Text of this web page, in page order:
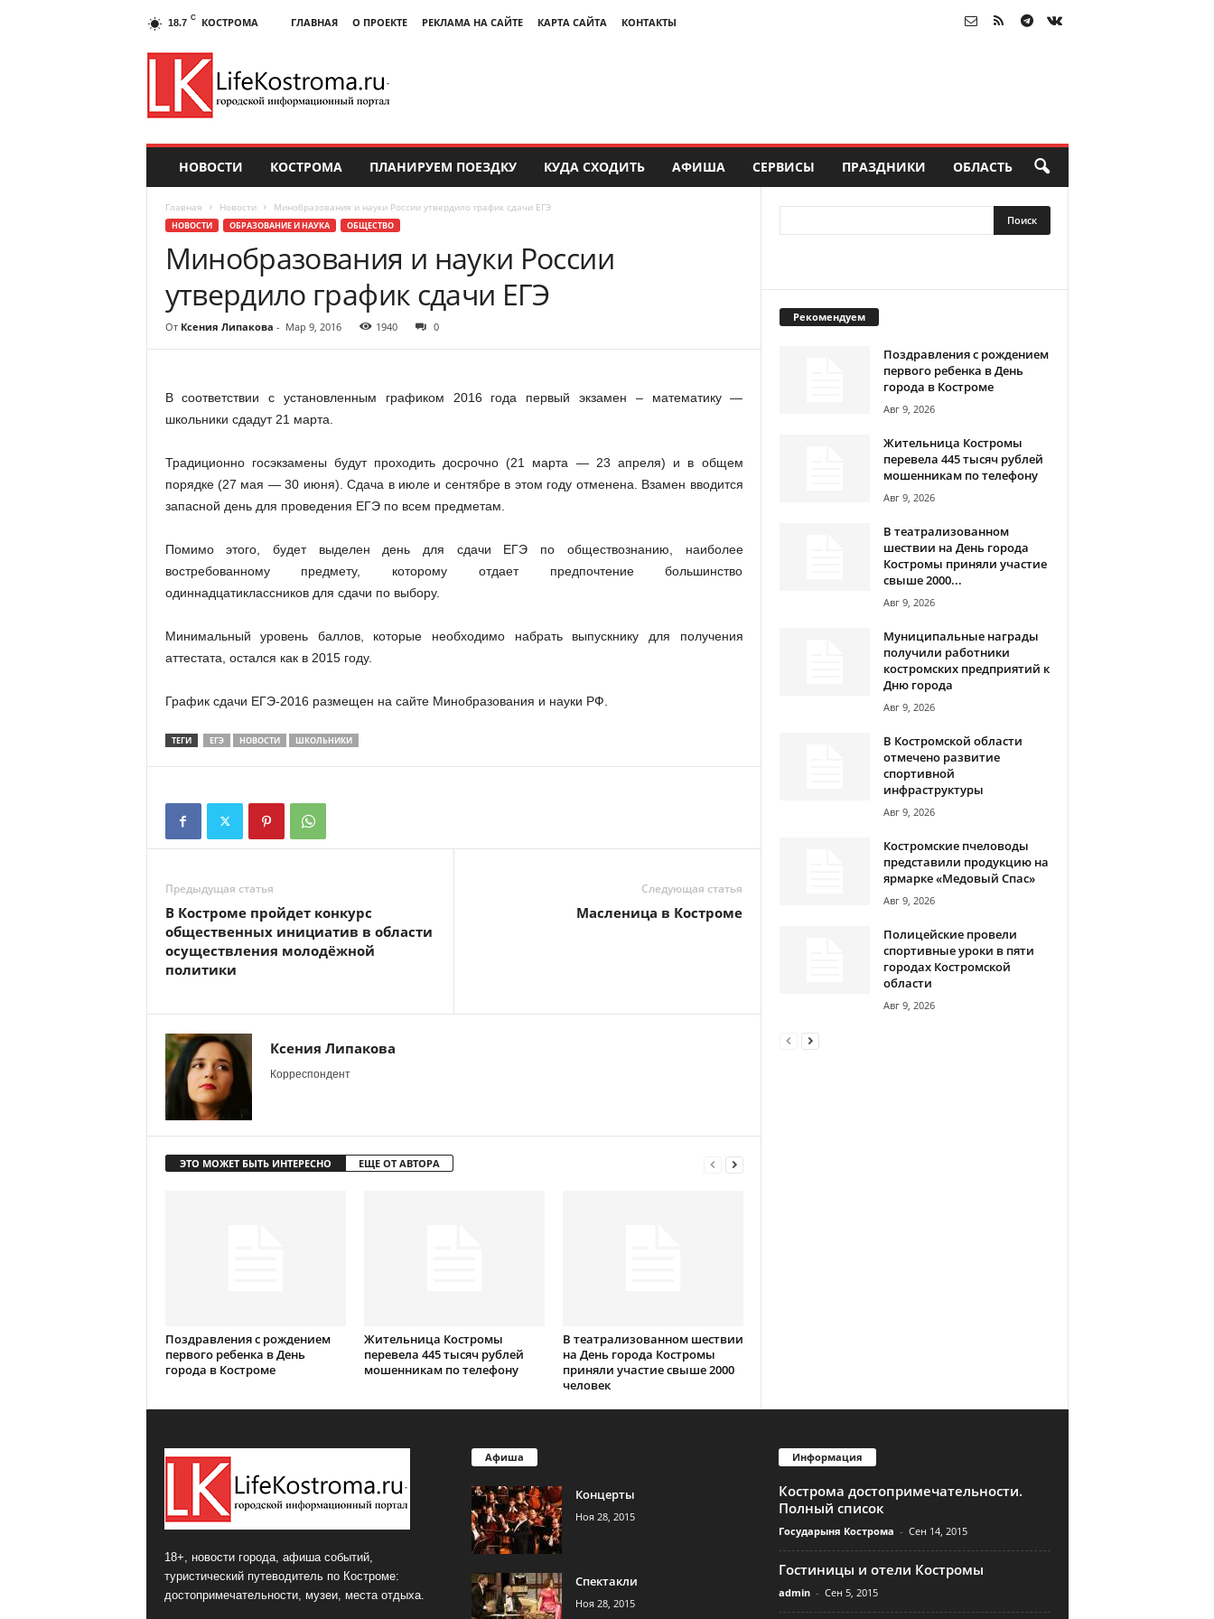
18.7 C КОСТРОМА ГЛАВНАЯ О ПРОЕКТЕ РЕКЛАМА НА САЙТЕ КАРТА САЙТА КОНТАКТЫ
НОВОСТИ КОСТРОМА ПЛАНИРУЕМ ПОЕЗДКУ КУДА СХОДИТЬ АФИША СЕРВИСЫ ПРАЗДНИКИ ОБЛАСТЬ
Главная Новости Минобразования и науки России утвердило график сдачи ЕГЭ
НОВОСТИ ОБРАЗОВАНИЕ И НАУКА ОБЩЕСТВО
Минобразования и науки России
утвердило график сдачи ЕГЭ
От Ксения Липакова - Мар 9, 2016 1940 0
В соответствии с установленным графиком 2016 года первый экзамен – математику —
школьники сдадут 21 марта.
Традиционно госэкзамены будут проходить досрочно (21 марта — 23 апреля) и в общем
порядке (27 мая — 30 июня). Сдача в июле и сентябре в этом году отменена. Взамен вводится
запасной день для проведения ЕГЭ по всем предметам.
Помимо этого, будет выделен день для сдачи ЕГЭ по обществознанию, наиболее
востребованному предмету, которому отдает предпочтение большинство
одиннадцатиклассников для сдачи по выбору.
Минимальный уровень баллов, которые необходимо набрать выпускнику для получения
аттестата, остался как в 2015 году.
График сдачи ЕГЭ-2016 размещен на сайте Минобразования и науки РФ.
ТЕГИ ЕГЭ НОВОСТИ ШКОЛЬНИКИ
Предыдущая статья
В Костроме пройдет конкурс
общественных инициатив в области
осуществления молодёжной
политики
Следующая статья
Масленица в Костроме
Ксения Липакова
Корреспондент
ЭТО МОЖЕТ БЫТЬ ИНТЕРЕСНО ЕЩЕ ОТ АВТОРА
Поздравления с рождением
первого ребенка в День
города в Костроме
Жительница Костромы
перевела 445 тысяч рублей
мошенникам по телефону
В театрализованном шествии
на День города Костромы
приняли участие свыше 2000
человек
Рекомендуем
Поздравления с рождением
первого ребенка в День
города в Костроме
Авг 9, 2026
Жительница Костромы
перевела 445 тысяч рублей
мошенникам по телефону
Авг 9, 2026
В театрализованном
шествии на День города
Костромы приняли участие
свыше 2000...
Авг 9, 2026
Муниципальные награды
получили работники
костромских предприятий к
Дню города
Авг 9, 2026
В Костромской области
отмечено развитие
спортивной
инфраструктуры
Авг 9, 2026
Костромские пчеловоды
представили продукцию на
ярмарке «Медовый Спас»
Авг 9, 2026
Полицейские провели
спортивные уроки в пяти
городах Костромской
области
Авг 9, 2026
18+, новости города, афиша событий,
туристический путеводитель по Костроме:
достопримечательности, музеи, места отдыха.
Афиша
Концерты
Ноя 28, 2015
Спектакли
Ноя 28, 2015
Информация
Кострома достопримечательности.
Полный список
Государыня Кострома - Сен 14, 2015
Гостиницы и отели Костромы
admin - Сен 5, 2015